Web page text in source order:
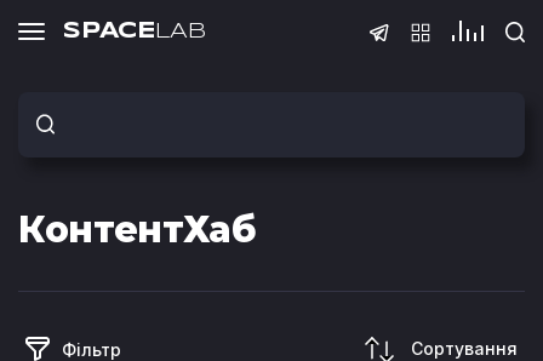
SPACE LAB
КонтентХаб
Сортування
Фільтр